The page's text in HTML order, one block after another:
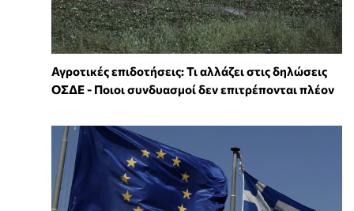
Αγροτικές επιδοτήσεις: Τι αλλάζει στις δηλώσεις
ΟΣΔΕ - Ποιοι συνδυασμοί δεν επιτρέπονται πλέον